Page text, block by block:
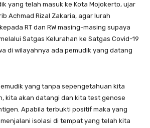
yang telah masuk ke Kota Mojokerto, ujar
Achmad Rizal Zakaria, agar lurah
RT dan RW masing-masing supaya
Satgas Kelurahan ke Satgas Covid-19
di wilayahnya ada pemudik yang datang
yang tanpa sepengetahuan kita
kita akan datangi dan kita test genose
Apabila terbukti positif maka yang
isolasi di tempat yang telah kita